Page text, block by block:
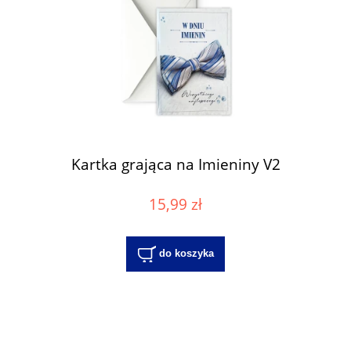
Kartka grająca na Imieniny V2
15,99 zł
do koszyka